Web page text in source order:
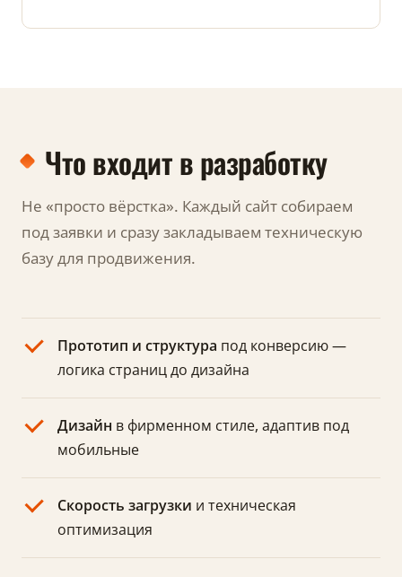
Что входит в разработку
Не «просто вёрстка». Каждый сайт собираем
под заявки и сразу закладываем техническую
базу для продвижения.
Прототип и структура под конверсию —
логика страниц до дизайна
Дизайн в фирменном стиле, адаптив под
мобильные
Скорость загрузки и техническая
оптимизация